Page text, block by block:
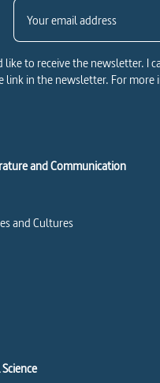
like to receive the newsletter. I
link in the newsletter. For
and Communication
and Cultures